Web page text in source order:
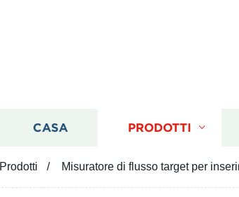
CASA PRODOTTI
Prodotti Misuratore di flusso target per